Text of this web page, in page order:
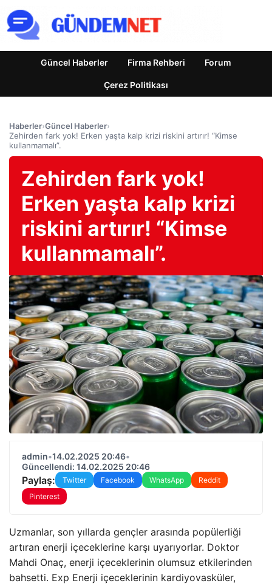
Güncel Haberler Firma Rehberi Forum
Çerez Politikası
Haberler›Güncel Haberler›
Zehirden fark yok! Erken yaşta kalp krizi riskini artırır! “Kimse
kullanmamalı”.
Zehirden fark yok!
Erken yaşta kalp krizi
riskini artırır! “Kimse
kullanmamalı”.
admin•14.02.2025 20:46•
Güncellendi: 14.02.2025 20:46
Paylaş: Twitter Facebook WhatsApp
Reddit
Pinterest
Uzmanlar, son yıllarda gençler arasında popülerliği
artıran enerji içeceklerine karşı uyarıyorlar. Doktor
Mahdi Onaç, enerji içeceklerinin olumsuz etkilerinden
bahsetti. Exp Enerji içeceklerinin kardiyovasküler,